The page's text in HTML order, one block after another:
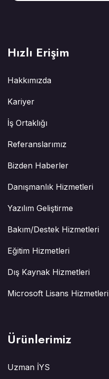
Hızlı Erişim
Hakkımızda
Kariyer
İş Ortaklığı
Referanslarımız
Bizden Haberler
Danışmanlık Hizmetleri
Yazılım Geliştirme
Bakım/Destek Hizmetleri
Eğitim Hizmetleri
Dış Kaynak Hizmetleri
Microsoft Lisans Hizmetleri
Ürünlerimiz
Uzman İYS